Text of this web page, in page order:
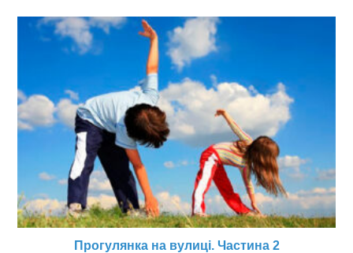
Прогулянка на вулиці. Частина 2